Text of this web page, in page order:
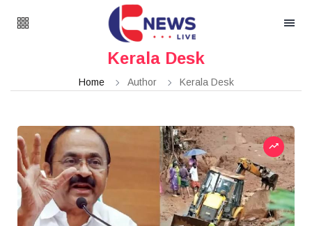
Kerala Desk
Home Author Kerala Desk